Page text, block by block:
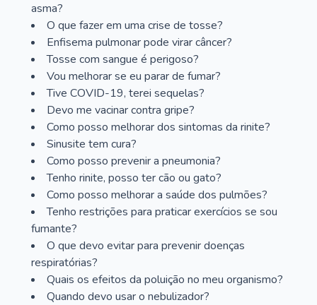
asma?
O que fazer em uma crise de tosse?
Enfisema pulmonar pode virar câncer?
Tosse com sangue é perigoso?
Vou melhorar se eu parar de fumar?
Tive COVID-19, terei sequelas?
Devo me vacinar contra gripe?
Como posso melhorar dos sintomas da rinite?
Sinusite tem cura?
Como posso prevenir a pneumonia?
Tenho rinite, posso ter cão ou gato?
Como posso melhorar a saúde dos pulmões?
Tenho restrições para praticar exercícios se sou
fumante?
O que devo evitar para prevenir doenças
respiratórias?
Quais os efeitos da poluição no meu organismo?
Quando devo usar o nebulizador?